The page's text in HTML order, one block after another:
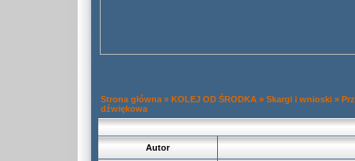
Strona główna » KOLEJ OD ŚRODKA » Skargi i wnioski »
dźwiękowa
Autor